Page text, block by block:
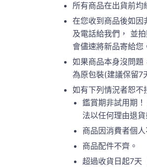
所有商品在出貨前均
在您收到商品後如因
及電話給我們， 並
會儘速將新品寄給您
如果商品本身沒問題
為原包裝(建議保留7
如有下列情況者恕不
鑑賞期非試用期
法以任何理由退
商品因消費者個
商品配件不齊。
超過收貨日起7天